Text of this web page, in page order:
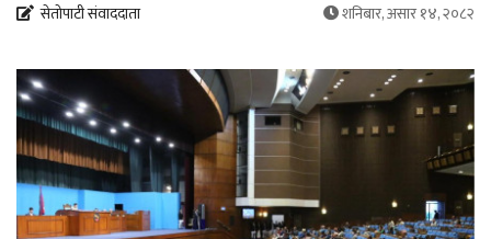
सेतोपाटी संवाददाता शनिबार, असार १४, २०८२